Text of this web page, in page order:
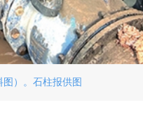
）。石柱报供图